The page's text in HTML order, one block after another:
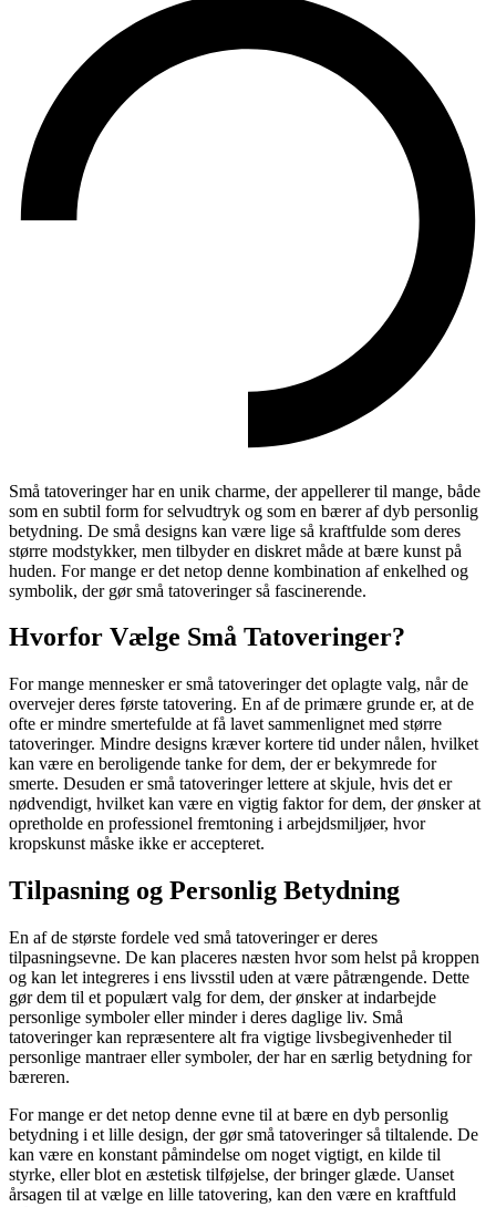
Små tatoveringer har en unik charme, der appellerer til mange, både
som en subtil form for selvudtryk og som en bærer af dyb personlig
betydning. De små designs kan være lige så kraftfulde som deres
større modstykker, men tilbyder en diskret måde at bære kunst på
huden. For mange er det netop denne kombination af enkelhed og
symbolik, der gør små tatoveringer så fascinerende.
Hvorfor Vælge Små Tatoveringer?
For mange mennesker er små tatoveringer det oplagte valg, når de
overvejer deres første tatovering. En af de primære grunde er, at de
ofte er mindre smertefulde at få lavet sammenlignet med større
tatoveringer. Mindre designs kræver kortere tid under nålen, hvilket
kan være en beroligende tanke for dem, der er bekymrede for
smerte. Desuden er små tatoveringer lettere at skjule, hvis det er
nødvendigt, hvilket kan være en vigtig faktor for dem, der ønsker at
opretholde en professionel fremtoning i arbejdsmiljøer, hvor
kropskunst måske ikke er accepteret.
Tilpasning og Personlig Betydning
En af de største fordele ved små tatoveringer er deres
tilpasningsevne. De kan placeres næsten hvor som helst på kroppen
og kan let integreres i ens livsstil uden at være påtrængende. Dette
gør dem til et populært valg for dem, der ønsker at indarbejde
personlige symboler eller minder i deres daglige liv. Små
tatoveringer kan repræsentere alt fra vigtige livsbegivenheder til
personlige mantraer eller symboler, der har en særlig betydning for
bæreren.
For mange er det netop denne evne til at bære en dyb personlig
betydning i et lille design, der gør små tatoveringer så tiltalende. De
kan være en konstant påmindelse om noget vigtigt, en kilde til
styrke, eller blot en æstetisk tilføjelse, der bringer glæde. Uanset
årsagen til at vælge en lille tatovering, kan den være en kraftfuld